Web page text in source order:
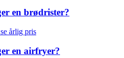
en brødrister?
årlig pris
en airfryer?